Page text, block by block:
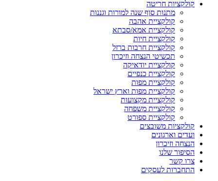
קולקציות חריטה
מתנות סוף שנה למורות וגננות
קולקציית אהבה
קולקציית אמא/סבתא
קולקציית חיות
קולקציית חרבות ברזל
תכשיטי הנצחה וזיכרון
קולקציית יודאיקה
קולקציית כנפיים
קולקציית מפות
קולקציית מפות וארץ ישראל
קולקציית מקצועות
קולקציית משפחה
קולקציית ספורט
קולקציות משובצים
ועדים וארגונים
הנצחה וזיכרון
הסיפור שלנו
צרו קשר
התחברות לעסקים